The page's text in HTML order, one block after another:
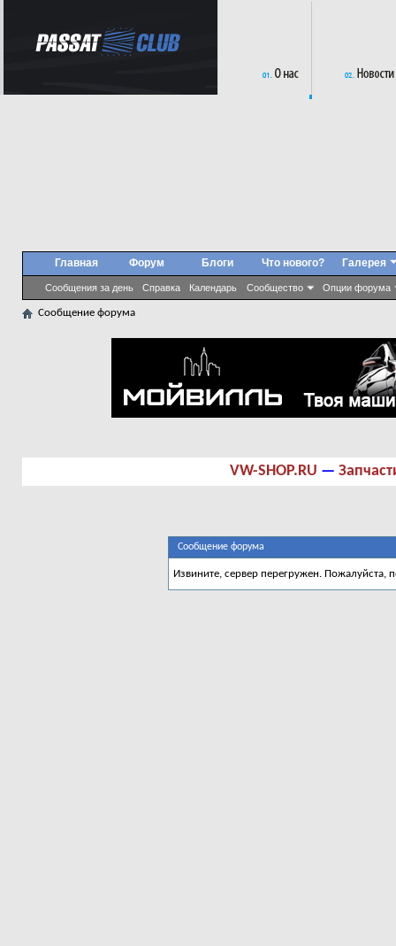
Главная Форум
Сообщения за день Справка Календарь Сообщество Опции форума
Блоги Что нового? Галерея
Сообщение форума
VW-SHOP.RU —
Сообщение форума
Извините, сервер перегружен. Пожалуйста,